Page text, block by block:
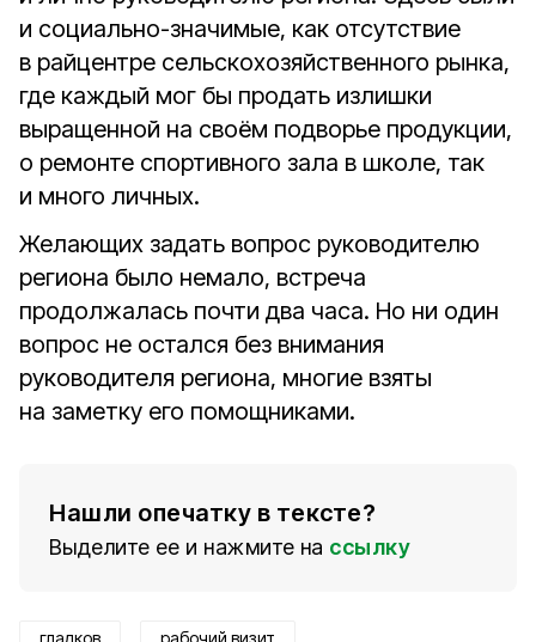
и социально-значимые, как отсутствие
в райцентре сельскохозяйственного рынка,
где каждый мог бы продать излишки
выращенной на своём подворье продукции,
о ремонте спортивного зала в школе, так
и много личных.
Желающих задать вопрос руководителю
региона было немало, встреча
продолжалась почти два часа. Но ни один
вопрос не остался без внимания
руководителя региона, многие взяты
на заметку его помощниками.
Нашли опечатку в тексте?
Выделите ее и нажмите на ссылку
гладков рабочий визит